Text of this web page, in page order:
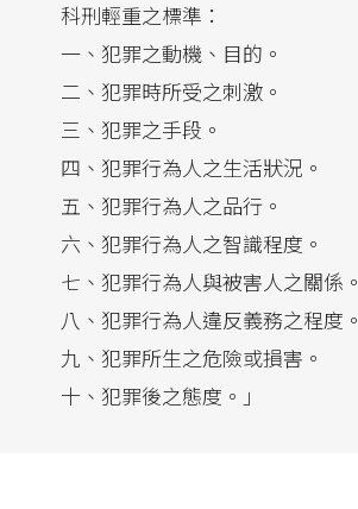
科刑輕重之標準：
一、犯罪之動機、目的。
二、犯罪時所受之刺激。
三、犯罪之手段。
四、犯罪行為人之生活狀況。
五、犯罪行為人之品行。
六、犯罪行為人之智識程度。
七、犯罪行為人與被害人之關係。
八、犯罪行為人違反義務之程度。
九、犯罪所生之危險或損害。
十、犯罪後之態度。」